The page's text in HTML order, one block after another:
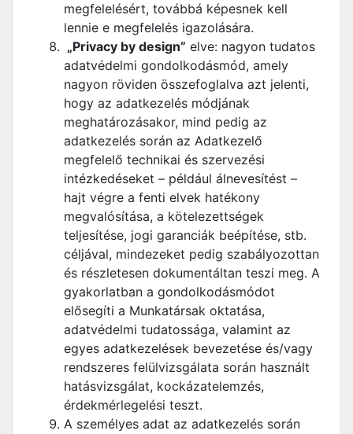
megfelelésért, továbbá képesnek kell
lennie e megfelelés igazolására.
„Privacy by design” elve: nagyon tudatos
adatvédelmi gondolkodásmód, amely
nagyon röviden összefoglalva azt jelenti,
hogy az adatkezelés módjának
meghatározásakor, mind pedig az
adatkezelés során az Adatkezelő
megfelelő technikai és szervezési
intézkedéseket – például álnevesítést –
hajt végre a fenti elvek hatékony
megvalósítása, a kötelezettségek
teljesítése, jogi garanciák beépítése, stb.
céljával, mindezeket pedig szabályozottan
és részletesen dokumentáltan teszi meg. A
gyakorlatban a gondolkodásmódot
elősegíti a Munkatársak oktatása,
adatvédelmi tudatossága, valamint az
egyes adatkezelések bevezetése és/vagy
rendszeres felülvizsgálata során használt
hatásvizsgálat, kockázatelemzés,
érdekmérlegelési teszt.
A személyes adat az adatkezelés során